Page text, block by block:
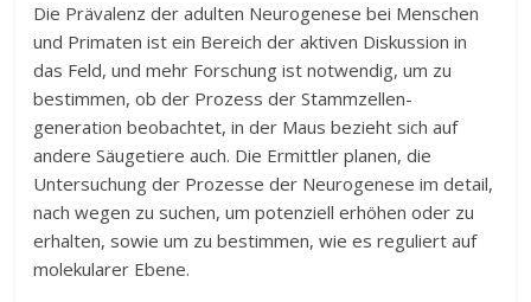
Die Prävalenz der adulten Neurogenese bei Menschen
und Primaten ist ein Bereich der aktiven Diskussion in
das Feld, und mehr Forschung ist notwendig, um zu
bestimmen, ob der Prozess der Stammzellen-
generation beobachtet, in der Maus bezieht sich auf
andere Säugetiere auch. Die Ermittler planen, die
Untersuchung der Prozesse der Neurogenese im detail,
nach wegen zu suchen, um potenziell erhöhen oder zu
erhalten, sowie um zu bestimmen, wie es reguliert auf
molekularer Ebene.